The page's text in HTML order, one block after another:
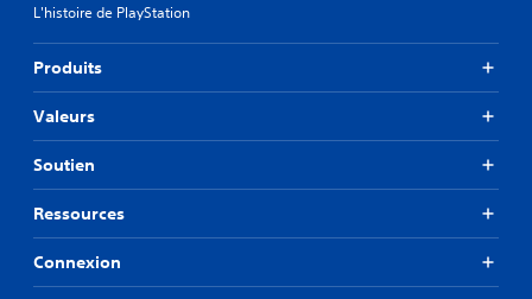
L'histoire de PlayStation
Produits
Valeurs
Soutien
Ressources
Connexion